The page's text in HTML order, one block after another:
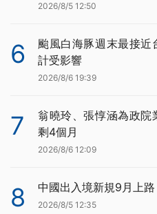
2026/8/5 12:50
6
颱風白海豚週末最接
計受影響
2026/8/6 19:39
7
翁曉玲、張惇涵為政院
剩4個月
2026/8/6 12:09
8 中國出入境新規9月上
2026/8/5 12:35